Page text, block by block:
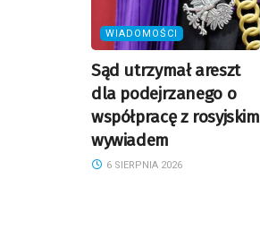
WIADOMOŚCI
Sąd utrzymał areszt
dla podejrzanego o
współpracę z rosyjskim
wywiadem
6 SIERPNIA 2026